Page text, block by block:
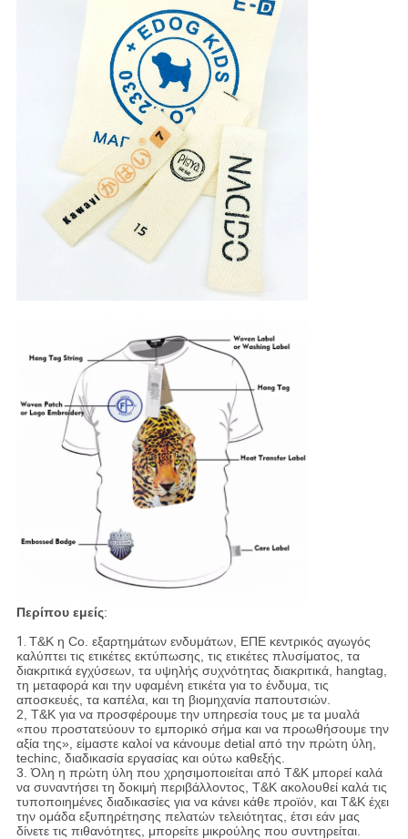
Περίπου εμείς:
1. T&K η Co. εξαρτημάτων ενδυμάτων, ΕΠΕ κεντρικός αγωγός
καλύπτει τις ετικέτες εκτύπωσης, τις ετικέτες πλυσίματος, τα
διακριτικά εγχύσεων, τα υψηλής συχνότητας διακριτικά, hangtag,
τη μεταφορά και την υφαμένη ετικέτα για το ένδυμα, τις
αποσκευές, τα καπέλα, και τη βιομηχανία παπουτσιών.
2, T&K για να προσφέρουμε την υπηρεσία τους με τα μυαλά
«που προστατεύουν το εμπορικό σήμα και να προωθήσουμε την
αξία της», είμαστε καλοί να κάνουμε detial από την πρώτη ύλη,
techinc, διαδικασία εργασίας και ούτω καθεξής.
3. Όλη η πρώτη ύλη που χρησιμοποιείται από T&K μπορεί καλά
να συναντήσει τη δοκιμή περιβάλλοντος, T&K ακολουθεί καλά τις
τυποποιημένες διαδικασίες για να κάνει κάθε προϊόν, και T&K έχει
την ομάδα εξυπηρέτησης πελατών τελειότητας, έτσι εάν μας
δίνετε τις πιθανότητες, μπορείτε μικρούλης που συντηρείται.